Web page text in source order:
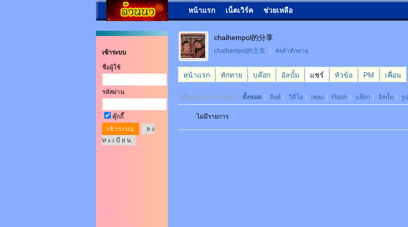
หน้าแรก เน็ตเวิร์ค ช่วยเหลือ
เข้าระบบ
ชื่อผู้ใช้
รหัสผ่าน
คุ๊กกี๊
ล ง
ท ะ เ บี ย น
chalhempol的分享
chalhempol的主頁 ส่งคำทักทาย
หน้าแรก ทักทาย บล๊อก อัลบั้ม แชร์ หัวข้อ PM เพื่อน
เลือกรูปแบบการแชร์： ทั้งหมด ลิงค์ วิดีโอ เพลง Flash บล๊อก อัลบั้ม รูป
ไม่มีรายการ